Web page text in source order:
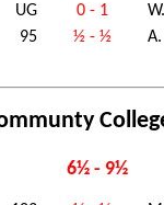
UG 0 - 1
95 ½ - ½
6½ - 9½